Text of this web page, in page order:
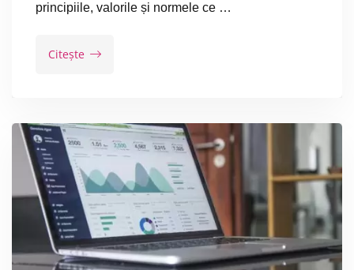
principiile, valorile și normele ce …
Citește